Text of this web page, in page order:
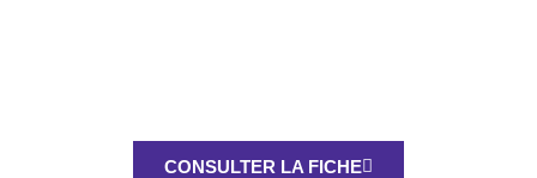
CONSULTER LA FICHE